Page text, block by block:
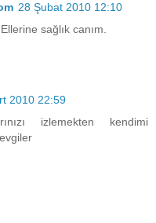
28 Şubat 2010 12:10
sağlık canım.
2010 22:59
izlemekten kendimi